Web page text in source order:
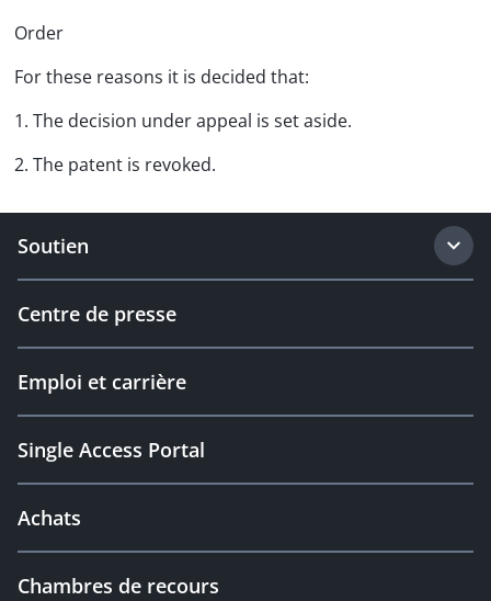
Order
For these reasons it is decided that:
1. The decision under appeal is set aside.
2. The patent is revoked.
Soutien
Centre de presse
Emploi et carrière
Single Access Portal
Achats
Chambres de recours